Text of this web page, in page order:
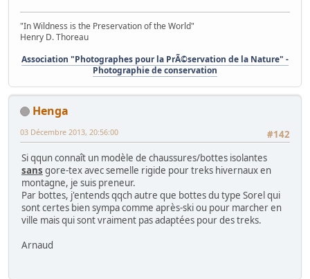
"In Wildness is the Preservation of the World"
Henry D. Thoreau
Association "Photographes pour la PrÃ©servation de la Nature" -
Photographie de conservation
Henga
#142
03 Décembre 2013, 20:56:00
Si qqun connaît un modèle de chaussures/bottes isolantes
sans gore-tex avec semelle rigide pour treks hivernaux en
montagne, je suis preneur.
Par bottes, j'entends qqch autre que bottes du type Sorel qui
sont certes bien sympa comme après-ski ou pour marcher en
ville mais qui sont vraiment pas adaptées pour des treks.
Arnaud